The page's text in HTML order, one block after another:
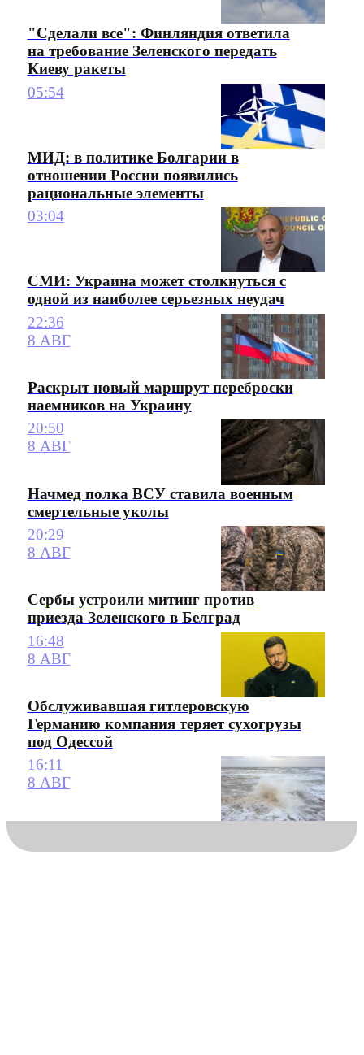
"Сделали все": Финляндия ответила
на требование Зеленского передать
Киеву ракеты
05:54
МИД: в политике Болгарии в
отношении России появились
рациональные элементы
03:04
СМИ: Украина может столкнуться с
одной из наиболее серьезных неудач
22:36
8 АВГ
Раскрыт новый маршрут переброски
наемников на Украину
20:50
8 АВГ
Начмед полка ВСУ ставила военным
смертельные уколы
20:29
8 АВГ
Сербы устроили митинг против
приезда Зеленского в Белград
16:48
8 АВГ
Обслуживавшая гитлеровскую
Германию компания теряет сухогрузы
под Одессой
16:11
8 АВГ